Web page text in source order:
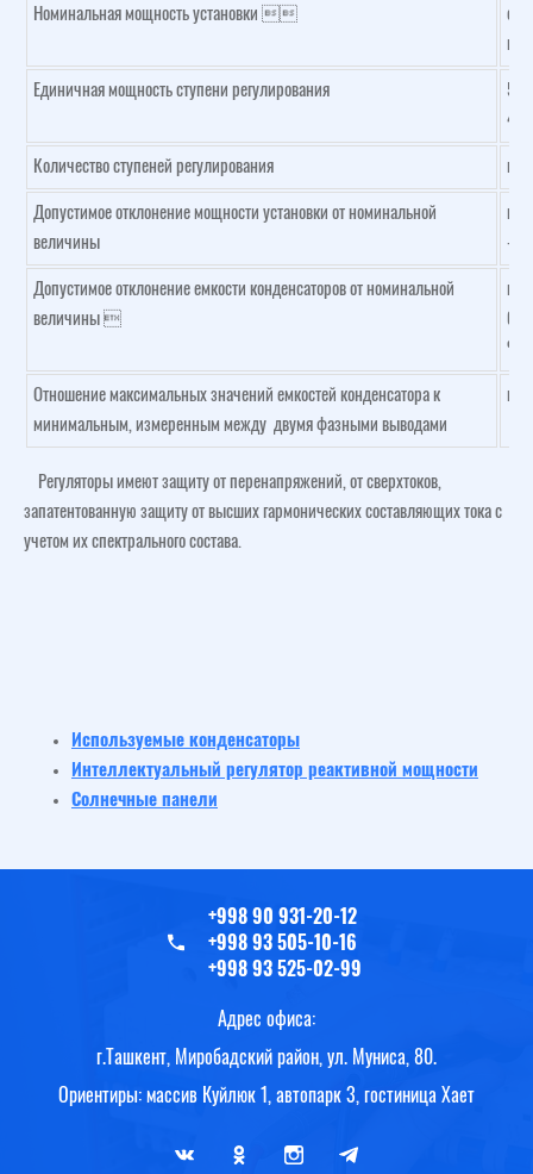
Номинальная мощность установки 
от
Единичная мощность ступени регулирования
5;
40;
Количество ступеней регулирования не
Допустимое отклонение мощности установки от номинальной
величины
не
-
Допустимое отклонение емкости конденсаторов от номинальной
величины 
не
%
Отношение максимальных значений емкостей конденсатора к
минимальным, измеренным между двумя фазными выводами
не
Регуляторы имеют защиту от перенапряжений, от сверхтоков,
запатентованную защиту от высших гармонических составляющих тока с
учетом их спектрального состава.
Используемые конденсаторы
Интеллектуальный регулятор реактивной мощности
Солнечные панели
+998 90 931-20-12
+998 93 505-10-16
+998 93 525-02-99
Адрес офиса:
г.Ташкент, Миробадский район, ул. Муниса, 80.
Ориентиры: массив Куйлюк 1, автопарк 3, гостиница Хает